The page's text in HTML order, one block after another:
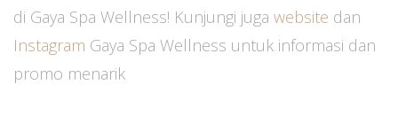
di Gaya Spa Wellness! Kunjungi juga website dan
Instagram Gaya Spa Wellness untuk informasi dan
promo menarik